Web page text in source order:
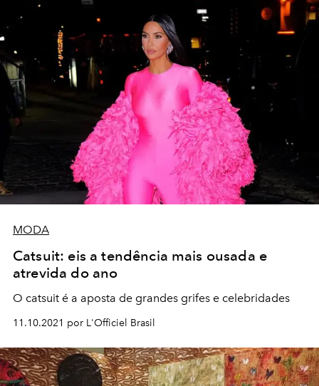
MODA
Catsuit: eis a tendência mais ousada e
atrevida do ano
O catsuit é a aposta de grandes grifes e celebridades
11.10.2021 por L'Officiel Brasil